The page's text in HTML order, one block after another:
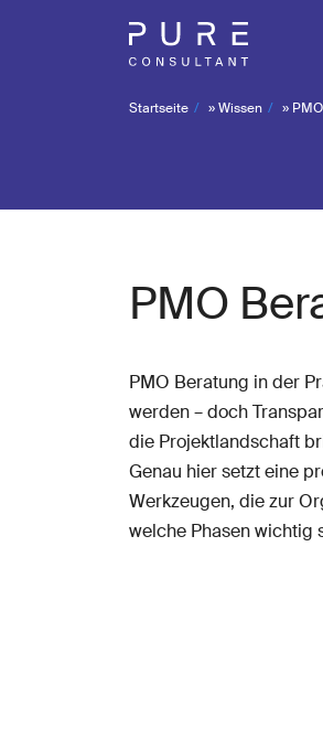
Startseite »Wissen »
PMO
PMO Beratung in der
werden – doch
die Projektlandschaft
Genau hier setzt eine
Werkzeugen, die zur
welche Phasen wichtig